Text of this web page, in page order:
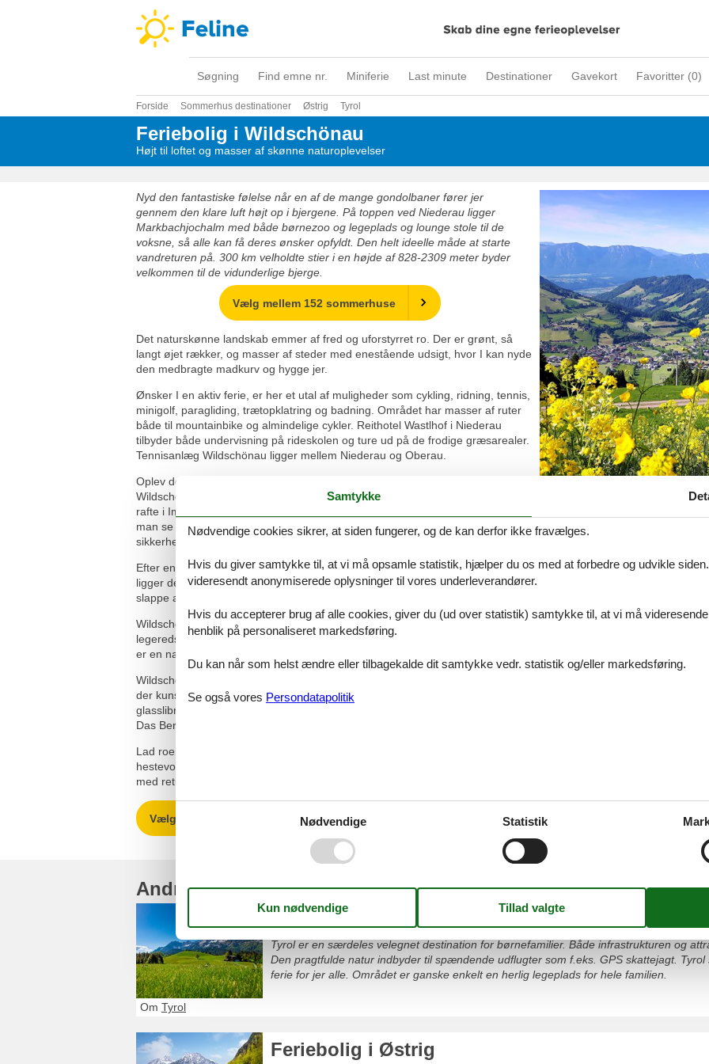
Søgning Find emne nr. Miniferie Last minute Destinationer Gavekort Favoritter (0)
Forside Sommerhus destinationer Østrig Tyrol
Feriebolig i Wildschönau
Højt til loftet og masser af skønne naturoplevelser
Nyd den fantastiske følelse når en af de mange gondolbaner fører jer
gennem den klare luft højt op i bjergene. På toppen ved Niederau ligger
Markbachjochalm med både børnezoo og legeplads og lounge stole til de
voksne, så alle kan få deres ønsker opfyldt. Den helt ideelle måde at starte
vandreturen på. 300 km velholdte stier i en højde af 828-2309 meter byder
velkommen til de vidunderlige bjerge.
Vælg mellem 152 sommerhuse
Det naturskønne landskab emmer af fred og uforstyrret ro. Der er grønt, så
langt øjet rækker, og masser af steder med enestående udsigt, hvor I kan nyde
den medbragte madkurv og hygge jer.
Ønsker I en aktiv ferie, er her et utal af muligheder som cykling, ridning, tennis,
minigolf, paragliding, trætopklatring og badning. Området har masser af ruter
både til mountainbike og almindelige cykler. Reithotel Wastlhof i Niederau
tilbyder både undervisning på rideskolen og ture ud på de frodige græsarealer.
Tennisanlæg Wildschönau ligger mellem Niederau og Oberau.
Oplev den fantastiske natur fra fugleperspektiv som paraglider. Skolen i
Wildschönau er Østrigs største og forholdene i området er optimale, og skolens instruktører sørger for, at selv
rafte i Imster Schlucht med instruktører fra Sport Blachfelder. Naturhochseilgarten Wildschönau har 31 stationer,
man se ned til Inntal og til Wilden Kaiser, mens man suser afsted, og egern springer fra gren til gren. Der er
sikkerhedsudstyr til stede.
Efter en dag med fysiske udfoldelser kan et besøg i Freibad Wildschönau virkelig friste. Smukt beliggende i
ligger denne oase ved Oberau. Foruden vandrutsjebanen er der masser af sjov for børnene, bl.a. en legeplads
slappe af i solen, mens børnene får brændt det sidste krudt af.
Wildschönau har mange legepladser, uanset hvor i området I befinder jer. Drachenspielplatz ved Jacky’s Iscafe i
legeredskaber især for de yngste. Legepladsen ved Koglmoos er en oplevelseslegeplads med bl.a. mini-
er en naturlegeplads, og i Auffach er der en spritny legeplads ved fodboldbanen.
Wildschönau er også rig på kultur og historie. Bergbauernmuseum z'Bach i Oberau er en tidsrejse tilbage til de
der kunsthåndværksmarked ved museet, hvor de gamle håndværksdyder demonstreres. Oplev træskærere,
glasslibning og stearindypning. Børnene vil elske at få lov at være med. I kan også være heldige, at der afholdes
Das Bergwerk Laéhenlahn, er nu en spændende besøgsmine, ligesom Tiroler HolzMuseum også er et besøg værd.
Lad roen falde over jer og nyd en dag i familiens nærvær og tag med på en hyggelig tur rundt i egnen enten med
hestevogn. Begge dele er en afslappende og nostalgisk oplevelse. Bummelbahn Wildschönau afgår fra
med retur fra Mühltal. Hestevognsturene kan begyndes i Niederau, Oberau, Thierbach og Auffach.
Vælg mellem 152 sommerhuse
Andre artikler
Feriebolig i Tyrol
Tyrol er en særdeles velegnet destination for børnefamilier. Både infrastrukturen og
Den pragtfulde natur indbyder til spændende udflugter som f.eks. GPS skattejagt.
ferie for jer alle. Området er ganske enkelt en herlig legeplads for hele familien.
Om Tyrol
Feriebolig i Østrig
Samtykke
Nødvendige cookies sikrer, at siden fungerer, og de kan derfor ikke fravælges.
Hvis du giver samtykke til, at vi må opsamle statistik, hjælper du os med at forbedre og udvikle
videresendt anonymiserede oplysninger til vores underleverandører.
Hvis du accepterer brug af alle cookies, giver du (ud over statistik) samtykke til, at vi må
henblik på personaliseret markedsføring.
Du kan når som helst ændre eller tilbagekalde dit samtykke vedr. statistik og/eller markedsføring.
Se også vores Persondatapolitik
Nødvendige Statistik